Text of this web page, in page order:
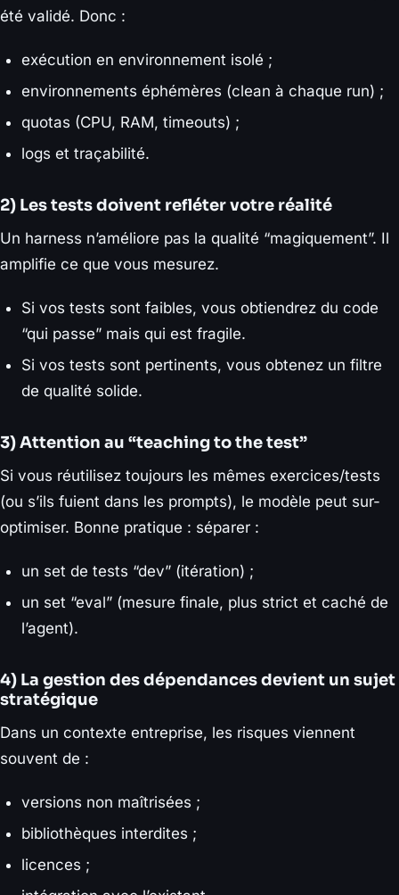
été validé. Donc :
exécution en environnement isolé ;
environnements éphémères (clean à chaque run) ;
quotas (CPU, RAM, timeouts) ;
logs et traçabilité.
2) Les tests doivent refléter votre réalité
Un harness n’améliore pas la qualité “magiquement”. Il
amplifie ce que vous mesurez.
Si vos tests sont faibles, vous obtiendrez du code
“qui passe” mais qui est fragile.
Si vos tests sont pertinents, vous obtenez un filtre
de qualité solide.
3) Attention au “teaching to the test”
Si vous réutilisez toujours les mêmes exercices/tests
(ou s’ils fuient dans les prompts), le modèle peut sur-
optimiser. Bonne pratique : séparer :
un set de tests “dev” (itération) ;
un set “eval” (mesure finale, plus strict et caché de
l’agent).
4) La gestion des dépendances devient un sujet
stratégique
Dans un contexte entreprise, les risques viennent
souvent de :
versions non maîtrisées ;
bibliothèques interdites ;
licences ;